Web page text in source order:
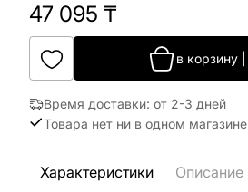
47 095 ₸
в корзину
Время доставки: от 2-3 дней
Товара нет ни в одном магазине
Характеристики Описание